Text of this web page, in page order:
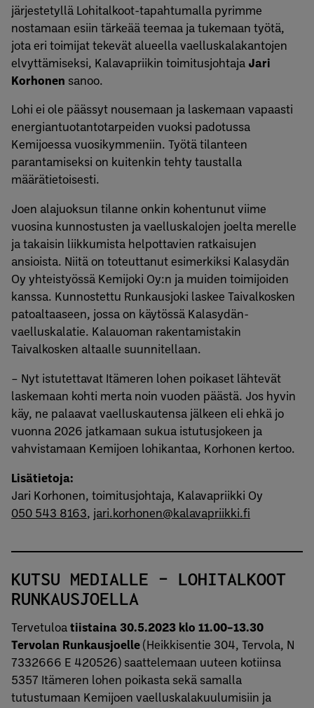
järjestetyllä Lohitalkoot-tapahtumalla pyrimme
nostamaan esiin tärkeää teemaa ja tukemaan työtä,
jota eri toimijat tekevät alueella vaelluskalakantojen
elvyttämiseksi, Kalavapriikin toimitusjohtaja Jari
Korhonen sanoo.
Lohi ei ole päässyt nousemaan ja laskemaan vapaasti
energiantuotantotarpeiden vuoksi padotussa
Kemijoessa vuosikymmeniin. Työtä tilanteen
parantamiseksi on kuitenkin tehty taustalla
määrätietoisesti.
Joen alajuoksun tilanne onkin kohentunut viime
vuosina kunnostusten ja vaelluskalojen joelta merelle
ja takaisin liikkumista helpottavien ratkaisujen
ansioista. Niitä on toteuttanut esimerkiksi Kalasydän
Oy yhteistyössä Kemijoki Oy:n ja muiden toimijoiden
kanssa. Kunnostettu Runkausjoki laskee Taivalkosken
patoaltaaseen, jossa on käytössä Kalasydän-
vaelluskalatie. Kalauoman rakentamistakin
Taivalkosken altaalle suunnitellaan.
– Nyt istutettavat Itämeren lohen poikaset lähtevät
laskemaan kohti merta noin vuoden päästä. Jos hyvin
käy, ne palaavat vaelluskautensa jälkeen eli ehkä jo
vuonna 2026 jatkamaan sukua istutusjokeen ja
vahvistamaan Kemijoen lohikantaa, Korhonen kertoo.
Lisätietoja:
Jari Korhonen, toimitusjohtaja, Kalavapriikki Oy
050 543 8163 jari.korhonen@kalavapriikki.fi
KUTSU MEDIALLE – LOHITALKOOT
RUNKAUSJOELLA
Tervetuloa tiistaina 30.5.2023 klo 11.00–13.30
Tervolan Runkausjoelle (Heikkisentie 304, Tervola, N
7332666 E 420526) saattelemaan uuteen kotiinsa
5357 Itämeren lohen poikasta sekä samalla
tutustumaan Kemijoen vaelluskalakuulumisiin ja